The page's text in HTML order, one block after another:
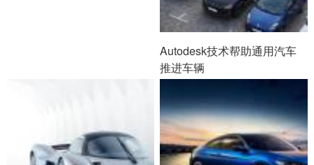
Autodesk技术帮助通用汽车
推进车辆